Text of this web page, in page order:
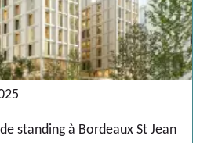
standing à Bordeaux St Jean